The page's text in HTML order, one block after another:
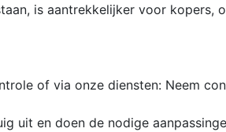
is aantrekkelijker voor kopers,
of via onze diensten: Neem
uit en doen de nodige